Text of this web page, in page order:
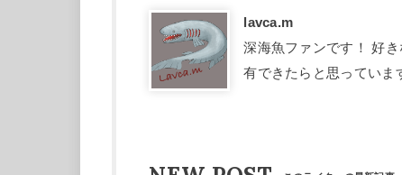
lavca.m
深海魚ファンです！ 好
有できたらと思っていま